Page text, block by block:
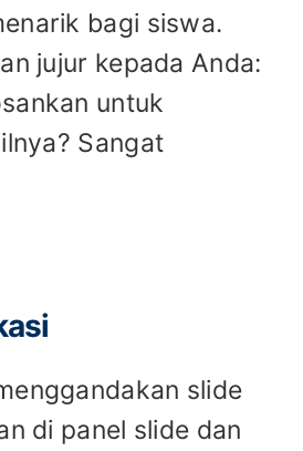
bagi siswa.
jujur kepada Anda:
untuk
Sangat
slide
di panel slide dan